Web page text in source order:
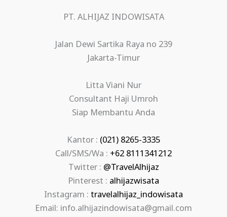
PT. ALHIJAZ INDOWISATA
Jalan Dewi Sartika Raya no 239
Jakarta-Timur
Litta Viani Nur
Consultant Haji Umroh
Siap Membantu Anda
Kantor : (021) 8265-3335
Call/SMS/Wa : +62 8111341212
Twitter : @TravelAlhijaz
Pinterest : alhijazwisata
Instagram : travelalhijaz_indowisata
Email: info.alhijazindowisata@gmail.com